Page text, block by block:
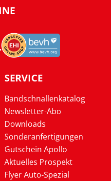
SERVICE
Bandschnallenkatalog
Newsletter-Abo
Downloads
Sonderanfertigungen
Gutschein Apollo
Aktuelles Prospekt
Flyer Auto-Spezial